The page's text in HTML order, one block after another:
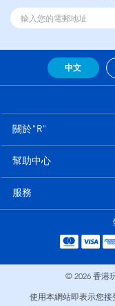
中文
關於"R"
幫助中心
服務
© 2026 香港
使用本網站即表示您接